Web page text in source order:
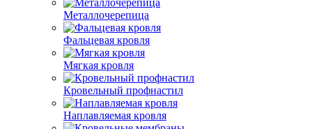
Металлочерепица
Фальцевая кровля
Мягкая кровля
Кровельный профнастил
Наплавляемая кровля